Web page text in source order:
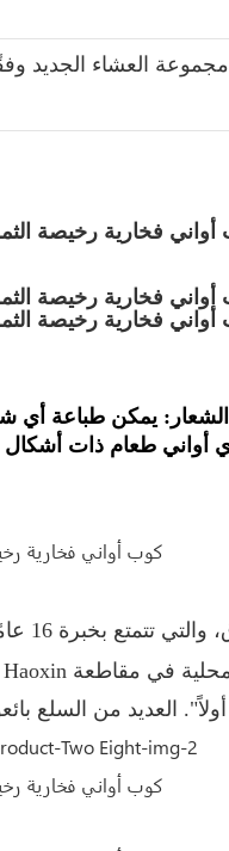
أولاً". العديد من السلع